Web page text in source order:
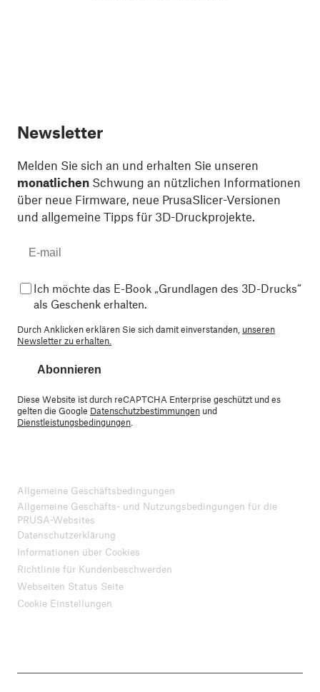
Newsletter
Melden Sie sich an und erhalten Sie unseren
monatlichen Schwung an nützlichen Informationen
über neue Firmware, neue PrusaSlicer-Versionen
und allgemeine Tipps für 3D-Druckprojekte.
Ich möchte das E-Book „Grundlagen des 3D-Drucks“
als Geschenk erhalten.
Durch Anklicken erklären Sie sich damit einverstanden, unseren
Newsletter zu erhalten.
Abonnieren
Diese Website ist durch reCAPTCHA Enterprise geschützt und es
gelten die Google Datenschutzbestimmungen und
Dienstleistungsbedingungen
Allgemeine Geschäftsbedingungen
Allgemeine Geschäfts- und Nutzungsbedingungen für die
PRUSA-Websites
Datenschutzerklärung
Informationen über Cookies
Richtlinie für Kundenbeschwerden
Webseiten Status Seite
Cookie Einstellungen